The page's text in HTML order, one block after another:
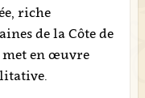
riche
de la Côte de
met en œuvre